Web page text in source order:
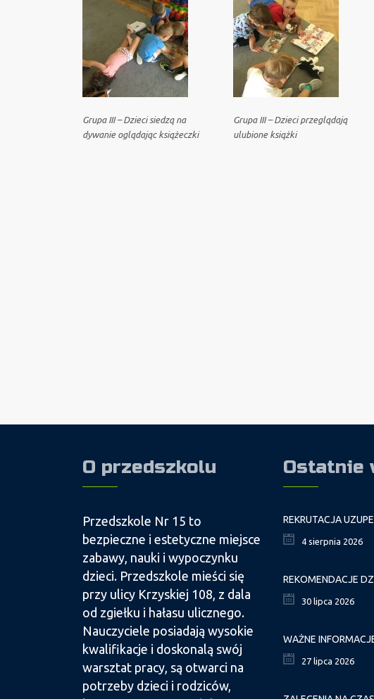
Grupa III – Dzieci siedzą na
dywanie oglądając książeczki
Grupa III – Dzieci przeglądają
ulubione książki
O przedszkolu
Przedszkole Nr 15 to
bezpieczne i estetyczne miejsce
zabawy, nauki i wypoczynku
dzieci. Przedszkole mieści się
przy ulicy Krzyskiej 108, z dala
od zgiełku i hałasu ulicznego.
Nauczyciele posiadają wysokie
kwalifikacje i doskonalą swój
warsztat pracy, są otwarci na
potrzeby dzieci i rodziców,
Ostatnie
4 sierpnia 2026
30 lipca 2026
27 lipca 2026